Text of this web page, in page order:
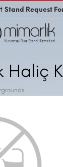
Stand Request
Haliç